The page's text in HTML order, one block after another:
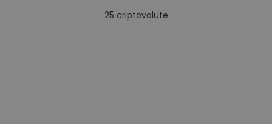
25 criptovalute